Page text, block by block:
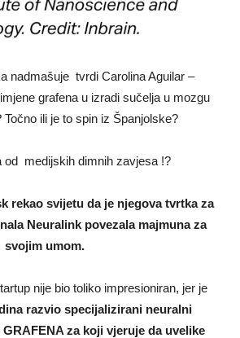
nadmašuje tvrdi Carolina Aguilar –
grafena u izradi sučelja u mozgu
ili je to spin iz Španjolske?
od medijskih dimnih zavjesa !?
rekao svijetu da je njegova tvrtka za
Neuralink povezala majmuna za
svojim umom.
nije bio toliko impresioniran, jer je
razvio specijalizirani neuralni
za koji vjeruje da uvelike